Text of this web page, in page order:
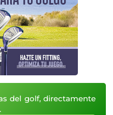
del golf, directamente